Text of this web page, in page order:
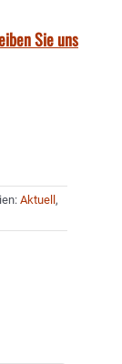
Sie uns
Aktuell ,